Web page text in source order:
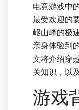
电竞游戏中
最受欢迎的
岖山峰的极
亲身体验到
文将介绍穿
关知识，以
游戏